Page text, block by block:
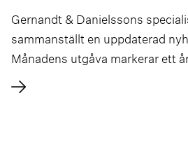
Gernandt & Danielssons
sammanställt en uppdaterad
Månadens utgåva markerar ett
Digest och innehåller en In-
regleringen av SICAVs i